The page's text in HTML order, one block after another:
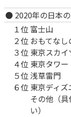
● 2020年の日本
１位
２位
３位
４位
５位
６位
富士山
おもてなし
東京スカイ
東京タワー
浅草雷門
東京ディズ
その他（
い